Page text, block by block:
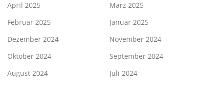
April 2025
März 2025
Februar 2025
Januar 2025
Dezember 2024
November 2024
Oktober 2024
September 2024
August 2024
Juli 2024